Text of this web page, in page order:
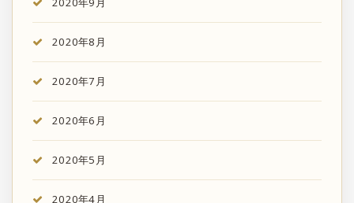
2020年8月
2020年7月
2020年6月
2020年5月
2020年4月